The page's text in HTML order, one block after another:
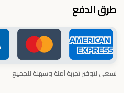
طرق الدفع
نسعى لتوفير تجربة آمنة وسهلة للجميع